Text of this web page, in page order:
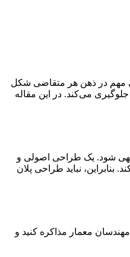
مهم در ذهن هر متقاضی شکل
می‌کند. در این مقاله
شود. یک طراحی اصولی و
نباید طراحی پلان
معمار مذاکره کنید و